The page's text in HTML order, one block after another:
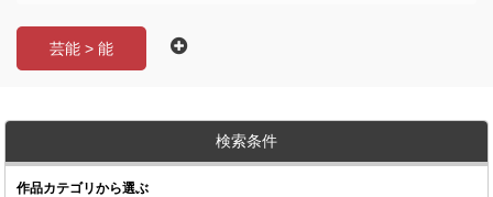
芸能 > 能
検索条件
作品カテゴリから選ぶ